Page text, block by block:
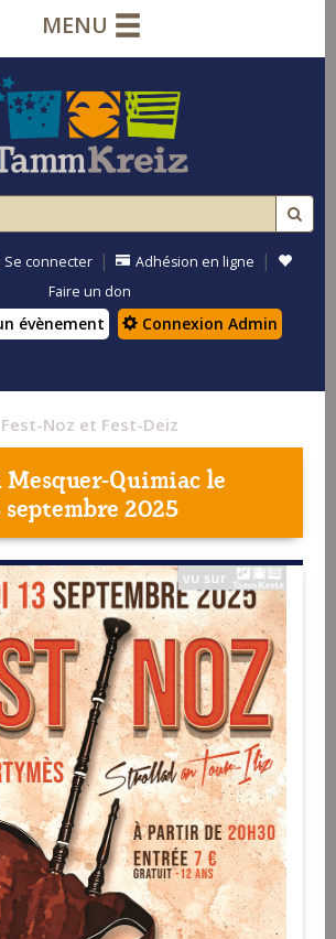
MENU
Se connecter | Adhésion en ligne |
Faire un don
évènement Connexion Admin
Fest-Noz et Fest-Deiz
Mesquer-Quimiacle
septembre 2025